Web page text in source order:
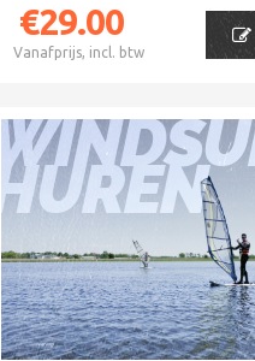
€29.00
Vanafprijs, incl. btw
HUREN